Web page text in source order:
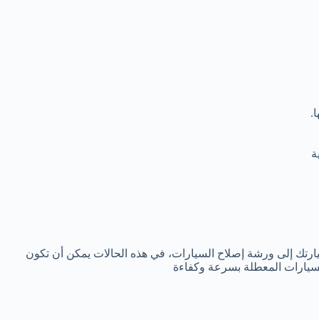
إلى ورشة إصلاح السيارات، في هذه الحالات يمكن أن تكون
المعطلة بسرعة وكفاءة